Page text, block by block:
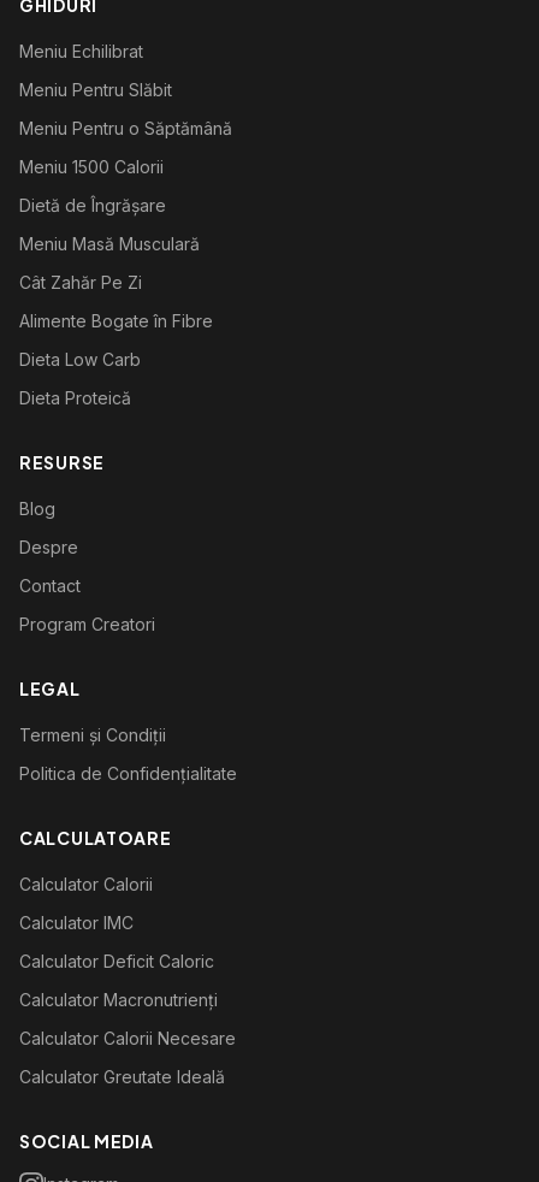
GHIDURI
Meniu Echilibrat
Meniu Pentru Slăbit
Meniu Pentru o Săptămână
Meniu 1500 Calorii
Dietă de Îngrășare
Meniu Masă Musculară
Cât Zahăr Pe Zi
Alimente Bogate în Fibre
Dieta Low Carb
Dieta Proteică
RESURSE
Blog
Despre
Contact
Program Creatori
LEGAL
Termeni și Condiții
Politica de Confidențialitate
CALCULATOARE
Calculator Calorii
Calculator IMC
Calculator Deficit Caloric
Calculator Macronutrienți
Calculator Calorii Necesare
Calculator Greutate Ideală
SOCIAL MEDIA